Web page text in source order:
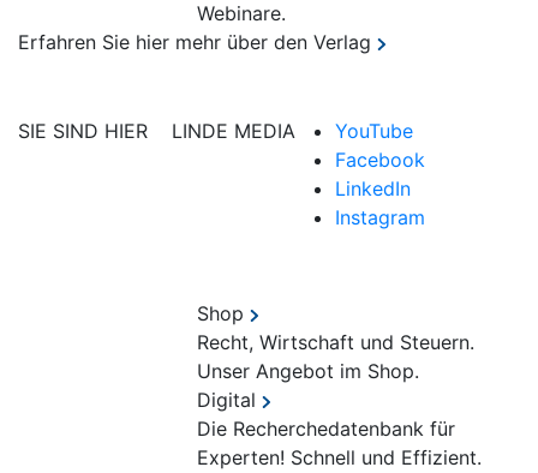
Webinare.
Erfahren Sie hier mehr über den Verlag
SIE SIND HIER LINDE MEDIA
YouTube
Facebook
LinkedIn
Instagram
Shop
Recht, Wirtschaft und Steuern.
Unser Angebot im Shop.
Digital
Die Recherchedatenbank für
Experten! Schnell und Effizient.